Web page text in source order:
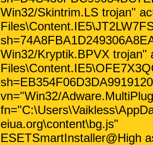
Win32/Skintrim.LS trojan"
Win32/Kryptik.BPVX trojan"
vn="Win32/
eiua.org\content\bg.js"
ESETSmartInstaller@High